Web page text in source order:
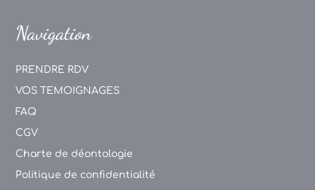
Navigation
PRENDRE RDV
VOS TEMOIGNAGES
FAQ
CGV
Charte de déontologie
Politique de confidentialité